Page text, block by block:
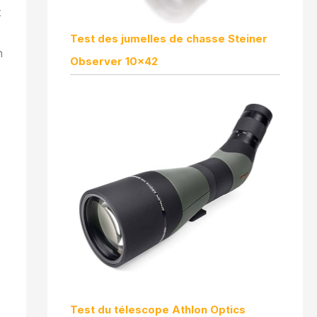
Test des jumelles de chasse Steiner
Observer 10×42
Test du télescope Athlon Optics